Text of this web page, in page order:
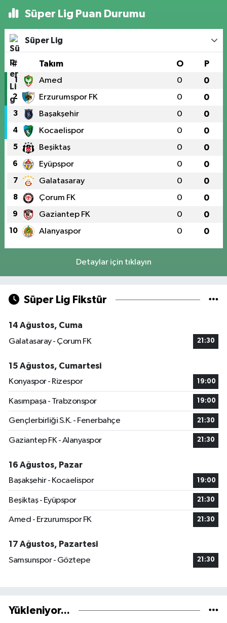
Süper Lig Puan Durumu
Süper Lig
# Takım O P
1 Amed 0 0
2 Erzurumspor FK 0 0
3 Başakşehir 0 0
4 Kocaelispor 0 0
5 Beşiktaş 0 0
6 Eyüpspor 0 0
7 Galatasaray 0 0
8 Çorum FK 0 0
9 Gaziantep FK 0 0
10 Alanyaspor 0 0
Detaylar için tıklayın
Süper Lig Fikstür
14 Ağustos, Cuma
Galatasaray - Çorum FK
21:30
15 Ağustos, Cumartesi
Konyaspor - Rizespor
19:00
Kasımpaşa - Trabzonspor 19:00
Gençlerbirliği S.K. - Fenerbahçe 21:30
Gaziantep FK - Alanyaspor 21:30
16 Ağustos, Pazar
Başakşehir - Kocaelispor
19:00
Beşiktaş - Eyüpspor 21:30
Amed - Erzurumspor FK 21:30
17 Ağustos, Pazartesi
Samsunspor - Göztepe
21:30
Yükleniyor...